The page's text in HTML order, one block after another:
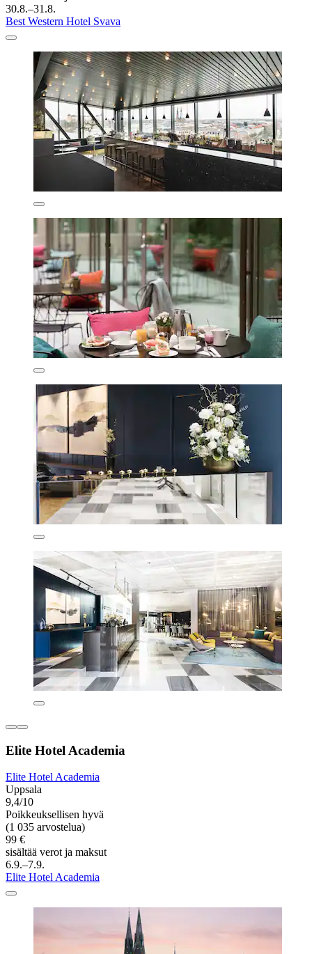
30.8.–31.8.
Best Western Hotel Svava
Elite Hotel Academia
Elite Hotel Academia
Uppsala
9,4/10
Poikkeuksellisen hyvä
(1 035 arvostelua)
99 €
sisältää verot ja maksut
6.9.–7.9.
Elite Hotel Academia